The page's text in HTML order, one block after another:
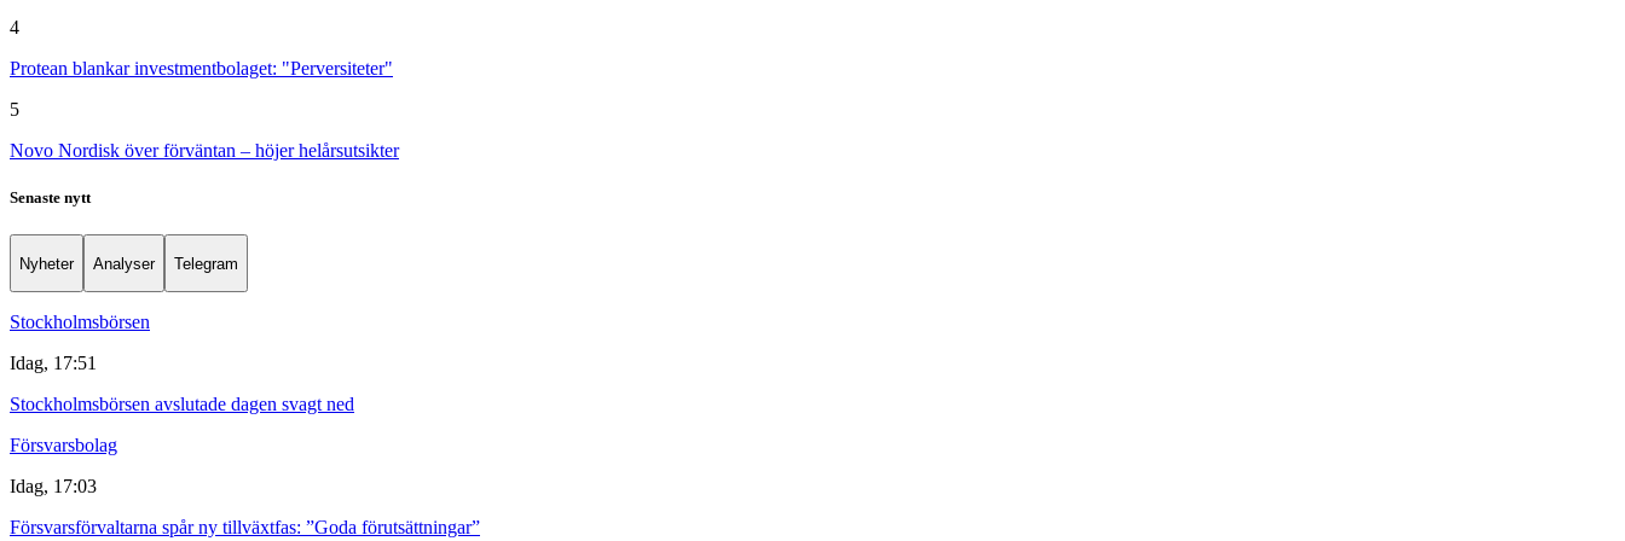
4
Protean blankar investmentbolaget: "Perversiteter"
5
Novo Nordisk över förväntan – höjer helårsutsikter
Senaste nytt
Nyheter Analyser Telegram
Stockholmsbörsen
Idag, 17:51
Stockholmsbörsen avslutade dagen svagt ned
Försvarsbolag
Idag, 17:03
Försvarsförvaltarna spår ny tillväxtfas: ”Goda förutsättningar”